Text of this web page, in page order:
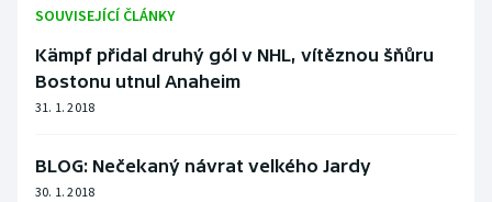
SOUVISEJÍCÍ ČLÁNKY
Kämpf přidal druhý gól v NHL, vítěznou šňůru
Bostonu utnul Anaheim
31. 1. 2018
BLOG: Nečekaný návrat velkého Jardy
30. 1. 2018